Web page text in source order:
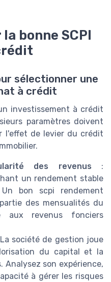
bonne SCPI
sélectionner une
à crédit
investissement à crédit
paramètres doivent
l'effet de levier du crédit
des revenus :
un rendement stable
bon scpi rendement
des mensualités du
aux revenus fonciers
société de gestion joue
du capital et la
Analysez son expérience,
à gérer les risques